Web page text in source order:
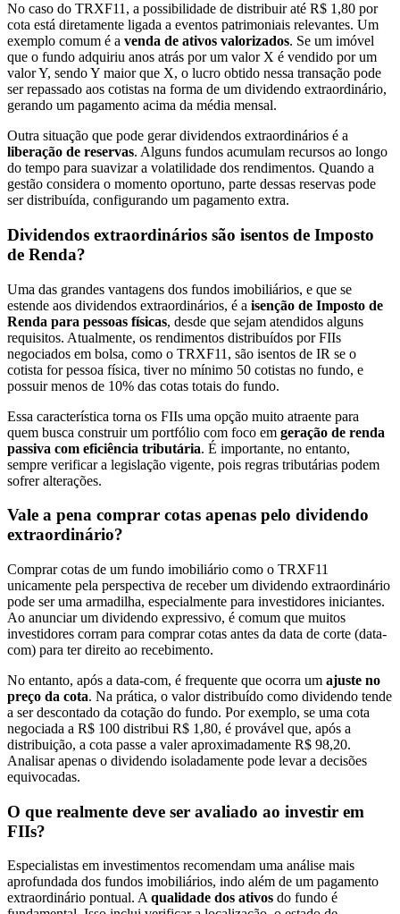
No caso do TRXF11, a possibilidade de distribuir até R$ 1,80 por
cota está diretamente ligada a eventos patrimoniais relevantes. Um
exemplo comum é a venda de ativos valorizados. Se um imóvel
que o fundo adquiriu anos atrás por um valor X é vendido por um
valor Y, sendo Y maior que X, o lucro obtido nessa transação pode
ser repassado aos cotistas na forma de um dividendo extraordinário,
gerando um pagamento acima da média mensal.
Outra situação que pode gerar dividendos extraordinários é a
liberação de reservas. Alguns fundos acumulam recursos ao longo
do tempo para suavizar a volatilidade dos rendimentos. Quando a
gestão considera o momento oportuno, parte dessas reservas pode
ser distribuída, configurando um pagamento extra.
Dividendos extraordinários são isentos de Imposto
de Renda?
Uma das grandes vantagens dos fundos imobiliários, e que se
estende aos dividendos extraordinários, é a isenção de Imposto de
Renda para pessoas físicas, desde que sejam atendidos alguns
requisitos. Atualmente, os rendimentos distribuídos por FIIs
negociados em bolsa, como o TRXF11, são isentos de IR se o
cotista for pessoa física, tiver no mínimo 50 cotistas no fundo, e
possuir menos de 10% das cotas totais do fundo.
Essa característica torna os FIIs uma opção muito atraente para
quem busca construir um portfólio com foco em geração de renda
passiva com eficiência tributária. É importante, no entanto,
sempre verificar a legislação vigente, pois regras tributárias podem
sofrer alterações.
Vale a pena comprar cotas apenas pelo dividendo
extraordinário?
Comprar cotas de um fundo imobiliário como o TRXF11
unicamente pela perspectiva de receber um dividendo extraordinário
pode ser uma armadilha, especialmente para investidores iniciantes.
Ao anunciar um dividendo expressivo, é comum que muitos
investidores corram para comprar cotas antes da data de corte (data-
com) para ter direito ao recebimento.
No entanto, após a data-com, é frequente que ocorra um ajuste no
preço da cota. Na prática, o valor distribuído como dividendo tende
a ser descontado da cotação do fundo. Por exemplo, se uma cota
negociada a R$ 100 distribui R$ 1,80, é provável que, após a
distribuição, a cota passe a valer aproximadamente R$ 98,20.
Analisar apenas o dividendo isoladamente pode levar a decisões
equivocadas.
O que realmente deve ser avaliado ao investir em
FIIs?
Especialistas em investimentos recomendam uma análise mais
aprofundada dos fundos imobiliários, indo além de um pagamento
extraordinário pontual. A qualidade dos ativos do fundo é